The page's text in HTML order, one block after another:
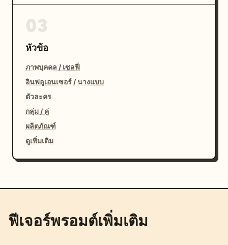
หัวข้อ
ภาพบุคคล / เซลฟี่
อินฟลูเอนเซอร์ / นางแบบ
ตัวละคร
กลุ่ม / คู่
ผลิตภัณฑ์
ดูเพิ่มเติม
ฟีเจอร์พรอมต์เพิ่มเติม